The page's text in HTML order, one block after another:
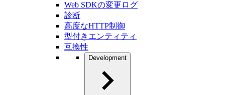
Web SDKの変更ログ
診断
高度なHTTP制御
型付きエンティティ
互換性
Development